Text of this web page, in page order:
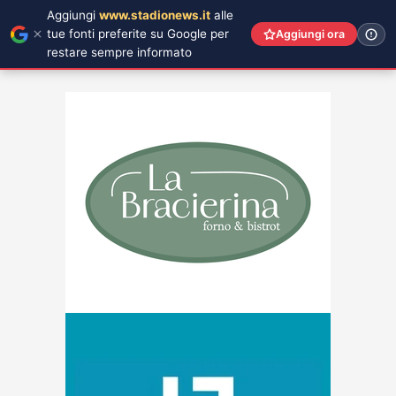
Aggiungi www.stadionews.it alle
tue fonti preferite su Google per
restare sempre informato
Aggiungi ora